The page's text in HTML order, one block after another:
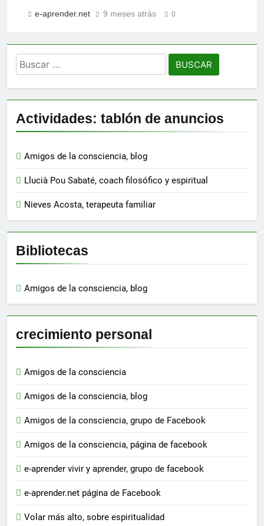
e-aprender.net 9 meses atrás 0
Buscar:
Actividades: tablón de anuncios
Amigos de la consciencia, blog
Llucià Pou Sabaté, coach filosófico y espiritual
Nieves Acosta, terapeuta familiar
Bibliotecas
Amigos de la consciencia, blog
crecimiento personal
Amigos de la consciencia
Amigos de la consciencia, blog
Amigos de la consciencia, grupo de Facebook
Amigos de la consciencia, página de facebook
e-aprender vivir y aprender, grupo de facebook
e-aprender.net página de Facebook
Volar más alto, sobre espiritualidad